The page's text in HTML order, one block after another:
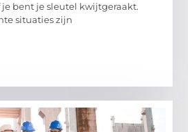
bent je sleutel kwijtgeraakt.
situaties zijn